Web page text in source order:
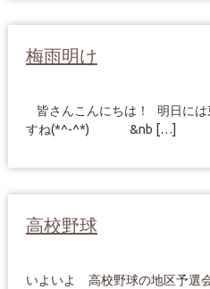
梅雨明け
皆さんこんにちは！ 明日には
すね(*^-^*) &nb […]
高校野球
いよいよ 高校野球の地区予選